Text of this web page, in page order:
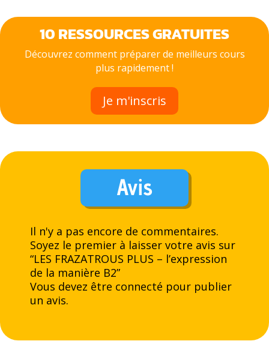
10 RESSOURCES GRATUITES
Découvrez comment préparer de meilleurs cours
plus rapidement !
Je m'inscris
Avis
Il n'y a pas encore de commentaires.
Soyez le premier à laisser votre avis sur
“LES FRAZATROUS PLUS – l’expression
de la manière B2”
Vous devez être connecté pour publier
un avis.